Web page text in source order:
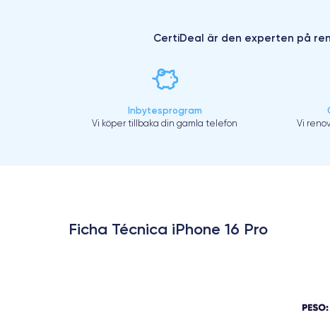
CertiDeal är den experten på
Inbytesprogram
Vi köper tillbaka din gamla telefon Vi
Ficha Técnica iPhone 16 Pro